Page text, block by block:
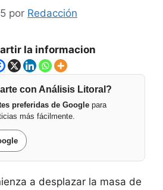
por Redacción
la informacion
con Análisis Litoral?
preferidas de Google para
más fácilmente.
a desplazar la masa de